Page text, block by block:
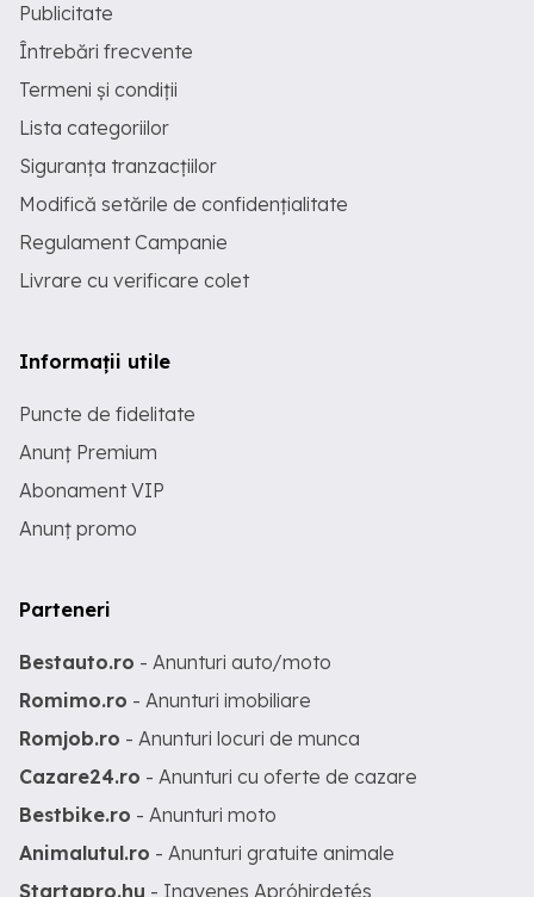
Publicitate
Întrebări frecvente
Termeni și condiții
Lista categoriilor
Siguranța tranzacțiilor
Modifică setările de confidențialitate
Regulament Campanie
Livrare cu verificare colet
Informații utile
Puncte de fidelitate
Anunț Premium
Abonament VIP
Anunț promo
Parteneri
Bestauto.ro - Anunturi auto/moto
Romimo.ro - Anunturi imobiliare
Romjob.ro - Anunturi locuri de munca
Cazare24.ro - Anunturi cu oferte de cazare
Bestbike.ro - Anunturi moto
Animalutul.ro - Anunturi gratuite animale
Startapro.hu - Ingyenes Apróhirdetés